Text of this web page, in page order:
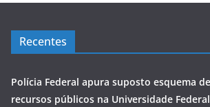
Recentes
Polícia Federal apura suposto esquema
recursos públicos na Universidade Federal